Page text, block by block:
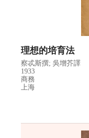
理想的培育法
察忒斯撰; 吳增芥譯
1933
商務
上海